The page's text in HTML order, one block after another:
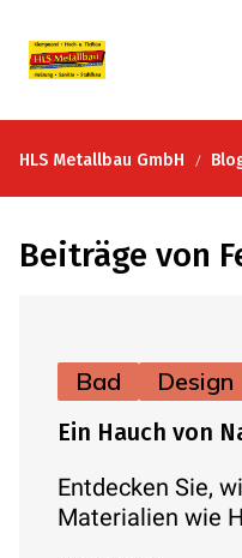
HLS Metallbau GmbH
Beiträge von
Bad Design
Ein Hauch von
Entdecken Sie,
Materialien wie